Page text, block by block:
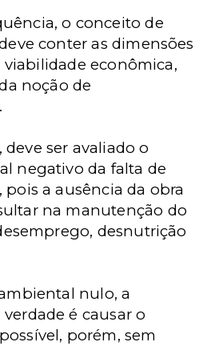
o conceito de
conter as dimensões
viabilidade econômica,
noção de
ser avaliado o
negativo da falta de
a ausência da obra
na manutenção do
desnutrição
nulo, a
é causar o
porém, sem